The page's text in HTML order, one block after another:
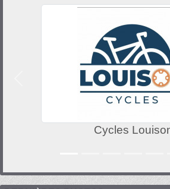
Cycles Louison